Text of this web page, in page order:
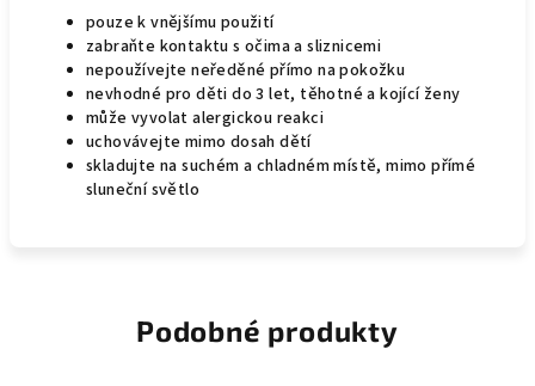
pouze k vnějšímu použití
zabraňte kontaktu s očima a sliznicemi
nepoužívejte neředěné přímo na pokožku
nevhodné pro děti do 3 let, těhotné a kojící ženy
může vyvolat alergickou reakci
uchovávejte mimo dosah dětí
skladujte na suchém a chladném místě, mimo přímé
sluneční světlo
Podobné produkty